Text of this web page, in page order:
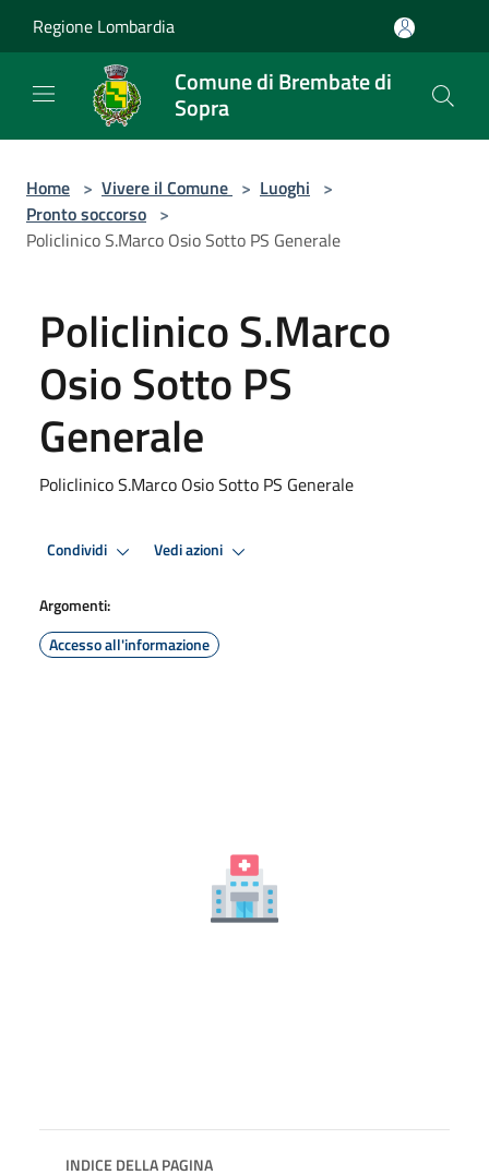
Regione Lombardia
Comune di Brembate di
Sopra
Home > Vivere il Comune > Luoghi >
Pronto soccorso >
Policlinico S.Marco Osio Sotto PS Generale
Policlinico S.Marco
Osio Sotto PS
Generale
Policlinico S.Marco Osio Sotto PS Generale
Condividi Vedi azioni
Argomenti:
Accesso all'informazione
INDICE DELLA PAGINA